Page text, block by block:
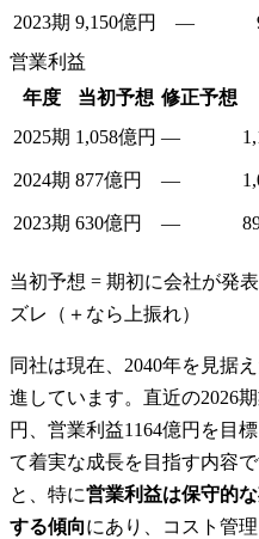
2023期 9,150億円 —
営業利益
年度
当初予想 修正予想
2025期 1,058億円 —
2024期 877億円 —
2023期 630億円 —
当初予想 = 期初に会社が発
ズレ（＋なら上振れ）
同社は現在、2040年を見据
進しています。直近の2026
円、営業利益1164億円を目
て着実な成長を目指す内容
と、特に営業利益は保守的
する傾向にあり、コスト管